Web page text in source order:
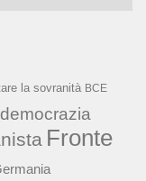
la sovranità BCE
democrazia
Fronte